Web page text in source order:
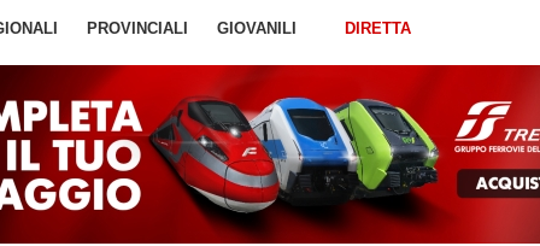
PROVINCIALI GIOVANILI DIRETTA